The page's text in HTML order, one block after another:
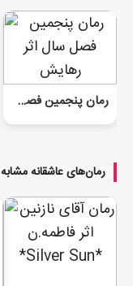
رمان پنجمین فصل سال
رمان‌های عاشقانه مشابه